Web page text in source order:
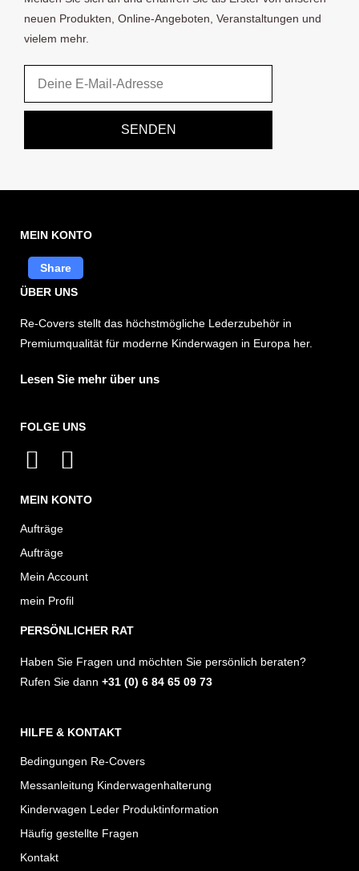
neuen Produkten, Online-Angeboten, Veranstaltungen und
vielem mehr.
SENDEN
MEIN KONTO
Share
ÜBER UNS
Re-Covers stellt das höchstmögliche Lederzubehör in
Premiumqualität für moderne Kinderwagen in Europa her.
Lesen Sie mehr über uns
FOLGE UNS
I
s
t
a
g
r
a
m
F
c
o
o
k
MEIN KONTO
Aufträge
Aufträge
Mein Account
mein Profil
PERSÖNLICHER RAT
Haben Sie Fragen und möchten Sie persönlich beraten?
Rufen Sie dann +31 (0) 6 84 65 09 73
HILFE & KONTAKT
Bedingungen Re-Covers
Messanleitung Kinderwagenhalterung
Kinderwagen Leder Produktinformation
Häufig gestellte Fragen
Kontakt